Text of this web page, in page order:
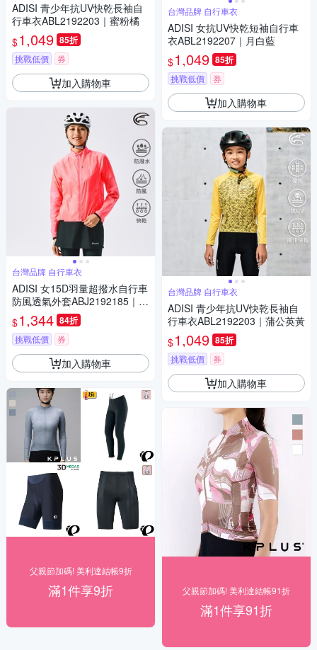
ADISI 青少年抗UV快乾長袖自
行車衣ABL2192203｜蜜粉橘
$1,049 85折
挑戰低價 券
加入購物車
台灣品牌 自行車衣
ADISI 女15D羽量超撥水自行車
防風透氣外套ABJ2192185｜炫
麗桃紅
$1,344 84折
挑戰低價 券
加入購物車
父親節加碼! 美利達結帳9折
滿1件享9折
台灣品牌 自行車衣
ADISI 女抗UV快乾短袖自行車
衣ABL2192207｜月白藍
$1,049 85折
挑戰低價 券
加入購物車
台灣品牌 自行車衣
ADISI 青少年抗UV快乾長袖自
行車衣ABL2192203｜蒲公英黃
$1,049 85折
挑戰低價 券
加入購物車
父親節加碼! 美利達結帳91折
滿1件享91折